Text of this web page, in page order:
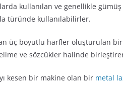
kullanılan ve genellikle
türünde kullanılabilirler.
üç boyutlu harfler oluşturulan bir
ve sözcükler halinde
kesen bir makine olan bir metal